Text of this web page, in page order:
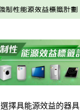
選擇具能源效益的器具